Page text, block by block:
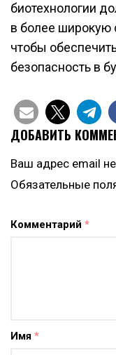
биотехнологии
в более широкую
чтобы
безопасность в
ДОБАВИТЬ
Ваш адрес email
Обязательные
Комментарий *
Имя *